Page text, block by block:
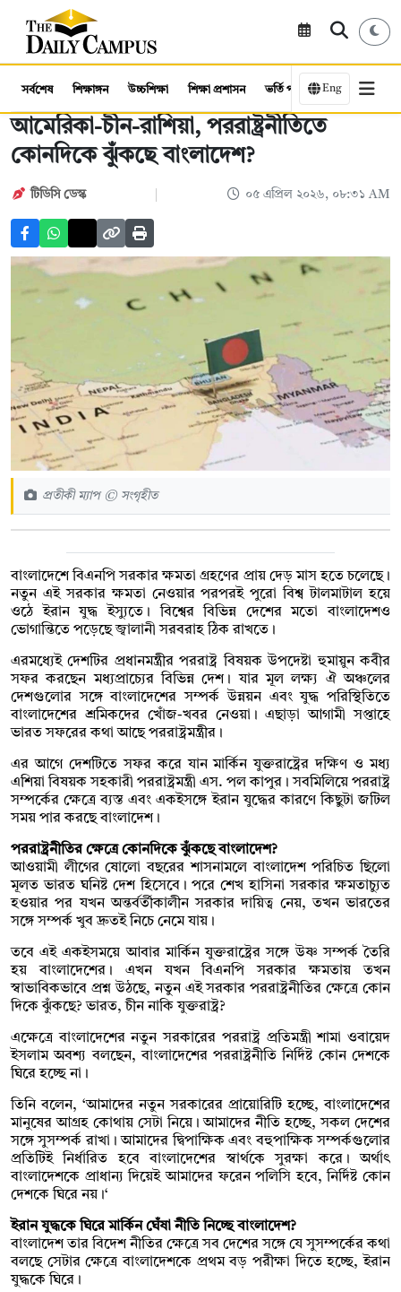
সর্বশেষ শিক্ষাঙ্গন উচ্চশিক্ষা শিক্ষা প্রশাসন ভর্তি পরীক্ষা কর্মসংস্থান
Eng
আমেরিকা-চীন-রাশিয়া, পররাষ্ট্রনীতিতে
কোনদিকে ঝুঁকছে বাংলাদেশ?
টিডিসি ডেস্ক ০৫ এপ্রিল ২০২৬, ০৮:৩১ AM
প্রতীকী ম্যাপ © সংগৃহীত
বাংলাদেশে বিএনপি সরকার ক্ষমতা গ্রহণের প্রায় দেড় মাস হতে চলেছে।
নতুন এই সরকার ক্ষমতা নেওয়ার পরপরই পুরো বিশ্ব টালমাটাল হয়ে
ওঠে ইরান যুদ্ধ ইস্যুতে। বিশ্বের বিভিন্ন দেশের মতো বাংলাদেশও
ভোগান্তিতে পড়েছে জ্বালানী সরবরাহ ঠিক রাখতে।
এরমধ্যেই দেশটির প্রধানমন্ত্রীর পররাষ্ট্র বিষয়ক উপদেষ্টা হুমায়ুন কবীর
সফর করছেন মধ্যপ্রাচ্যের বিভিন্ন দেশ। যার মূল লক্ষ্য ঐ অঞ্চলের
দেশগুলোর সঙ্গে বাংলাদেশের সম্পর্ক উন্নয়ন এবং যুদ্ধ পরিস্থিতিতে
বাংলাদেশের শ্রমিকদের খোঁজ-খবর নেওয়া। এছাড়া আগামী সপ্তাহে
ভারত সফরের কথা আছে পররাষ্ট্রমন্ত্রীর।
এর আগে দেশটিতে সফর করে যান মার্কিন যুক্তরাষ্ট্রের দক্ষিণ ও মধ্য
এশিয়া বিষয়ক সহকারী পররাষ্ট্রমন্ত্রী এস. পল কাপুর। সবমিলিয়ে পররাষ্ট্র
সম্পর্কের ক্ষেত্রে ব্যস্ত এবং একইসঙ্গে ইরান যুদ্ধের কারণে কিছুটা জটিল
সময় পার করছে বাংলাদেশ।
পররাষ্ট্রনীতির ক্ষেত্রে কোনদিকে ঝুঁকছে বাংলাদেশ?
আওয়ামী লীগের ষোলো বছরের শাসনামলে বাংলাদেশ পরিচিত ছিলো
মূলত ভারত ঘনিষ্ট দেশ হিসেবে। পরে শেখ হাসিনা সরকার ক্ষমতাচ্যুত
হওয়ার পর যখন অন্তর্বর্তীকালীন সরকার দায়িত্ব নেয়, তখন ভারতের
সঙ্গে সম্পর্ক খুব দ্রুতই নিচে নেমে যায়।
তবে এই একইসময়ে আবার মার্কিন যুক্তরাষ্ট্রের সঙ্গে উষ্ণ সম্পর্ক তৈরি
হয় বাংলাদেশের। এখন যখন বিএনপি সরকার ক্ষমতায় তখন
স্বাভাবিকভাবে প্রশ্ন উঠছে, নতুন এই সরকার পররাষ্ট্রনীতির ক্ষেত্রে কোন
দিকে ঝুঁকছে? ভারত, চীন নাকি যুক্তরাষ্ট্র?
এক্ষেত্রে বাংলাদেশের নতুন সরকারের পররাষ্ট্র প্রতিমন্ত্রী শামা ওবায়েদ
ইসলাম অবশ্য বলছেন, বাংলাদেশের পররাষ্ট্রনীতি নির্দিষ্ট কোন দেশকে
ঘিরে হচ্ছে না।
তিনি বলেন, ‘আমাদের নতুন সরকারের প্রায়োরিটি হচ্ছে, বাংলাদেশের
মানুষের আগ্রহ কোথায় সেটা নিয়ে। আমাদের নীতি হচ্ছে, সকল দেশের
সঙ্গে সুসম্পর্ক রাখা। আমাদের দ্বিপাক্ষিক এবং বহুপাক্ষিক সম্পর্কগুলোর
প্রতিটিই নির্ধারিত হবে বাংলাদেশের স্বার্থকে সুরক্ষা করে। অর্থাৎ
বাংলাদেশকে প্রাধান্য দিয়েই আমাদের ফরেন পলিসি হবে, নির্দিষ্ট কোন
দেশকে ঘিরে নয়।‘
ইরান যুদ্ধকে ঘিরে মার্কিন ঘেঁষা নীতি নিচ্ছে বাংলাদেশ?
বাংলাদেশ তার বিদেশ নীতির ক্ষেত্রে সব দেশের সঙ্গে যে সুসম্পর্কের কথা
বলছে সেটার ক্ষেত্রে বাংলাদেশকে প্রথম বড় পরীক্ষা দিতে হচ্ছে, ইরান
যুদ্ধকে ঘিরে।